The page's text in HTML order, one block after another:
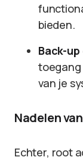
bieden.
Back-
toegang
van je
Nadelen
Echter, root